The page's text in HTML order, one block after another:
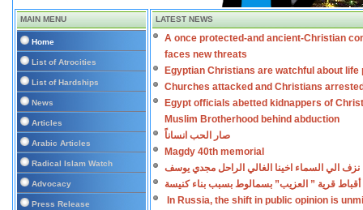
MAIN MENU
Home
List of Atrocities
List of Hardships
News
Articles
Arabic Articles
Radical Islam Watch
Advocacy
Press Release
LATEST NEWS
A once protected-and ancient-Christian
faces new threats
Egyptian Christians are watchful about life
Churches attacked and Christians
Egypt officials abetted kidnappers of
Muslim Brotherhood behind abduction
صار الحب انساناً
Magdy 40th memorial
نزف الي السماء اخينا الغالي الراحل مجدي يوسف
أقباط قرية ” العزيب” بسمالوط بسبب بناء كنيسة
In Russia, the shift in public opinion is